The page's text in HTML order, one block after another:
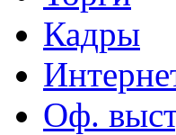
Кадры
Оф.